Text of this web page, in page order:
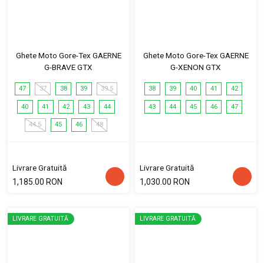
Ghete Moto Gore-Tex GAERNE
G-BRAVE GTX
47 37 38 39 39.5
40 41 42 43 44
44.5 45 46 48
Livrare Gratuită
1,185.00 RON
Ghete Moto Gore-Tex GAERNE
G-XENON GTX
38 39 40 41 42
43 44 45 46 47
Livrare Gratuită
1,030.00 RON
LIVRARE GRATUITĂ LIVRARE GRATUITĂ